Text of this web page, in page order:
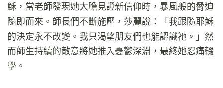
穌，當老師發現她大膽見證新信仰時，暴風般的脅迫
隨即而來。師長們不斷施壓，莎麗說：「我跟隨耶穌
的決定永不改變。我只渴望朋友們也能認識祂。」然
而師生持續的敵意將她推入憂鬱深淵，最終她忍痛輟
學。